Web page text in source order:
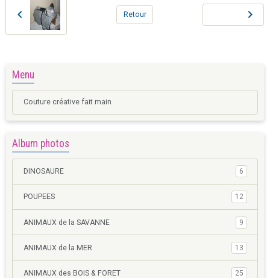
Retour
Menu
Couture créative fait main
Album photos
DINOSAURE 6
POUPEES 12
ANIMAUX de la SAVANNE 9
ANIMAUX de la MER 13
ANIMAUX des BOIS & FORET 25